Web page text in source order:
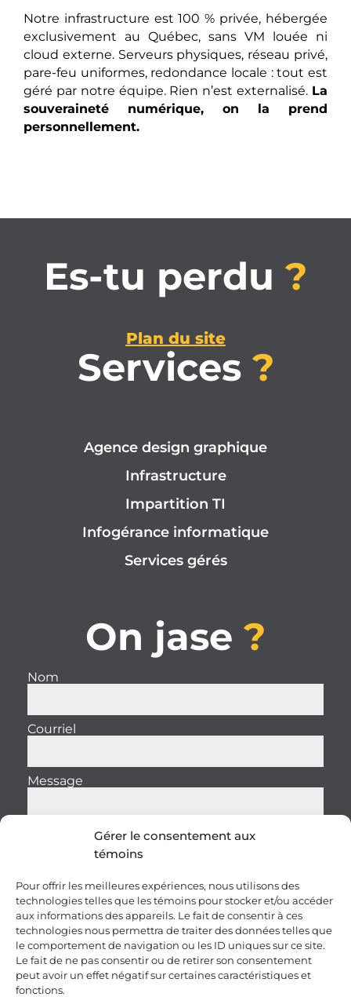
Gérer le consentement aux
témoins
Pour offrir les meilleures expériences, nous utilisons des
technologies telles que les témoins pour stocker et/ou accéder
aux informations des appareils. Le fait de consentir à ces
technologies nous permettra de traiter des données telles que
le comportement de navigation ou les ID uniques sur ce site.
Le fait de ne pas consentir ou de retirer son consentement
peut avoir un effet négatif sur certaines caractéristiques et
fonctions.
Notre infrastructure est 100 % privée, hébergée
exclusivement au Québec, sans VM louée ni
cloud externe. Serveurs physiques, réseau privé,
pare-feu uniformes, redondance locale : tout est
géré par notre équipe. Rien n’est externalisé. La
souveraineté numérique, on la prend
personnellement.
Es-tu perdu ?
Plan du site
Services ?
Agence design graphique
Infrastructure
Impartition TI
Infogérance informatique
Services gérés
On jase ?
Nom
Courriel
Message
Envoyer